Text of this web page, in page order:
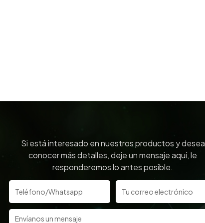
Si está interesado en nuestros productos y desea
conocer más detalles, deje un mensaje aquí, le
responderemos lo antes posible.